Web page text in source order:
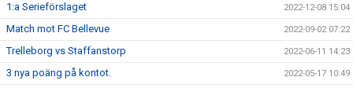
1:a Serieförslaget 2022-12-08 15:04
Match mot FC Bellevue 2022-09-02 07:22
Trelleborg vs Staffanstorp 2022-06-11 14:23
3 nya poäng på kontot. 2022-05-17 10:49